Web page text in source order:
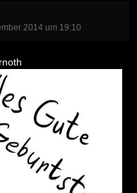
2014 um 19:10